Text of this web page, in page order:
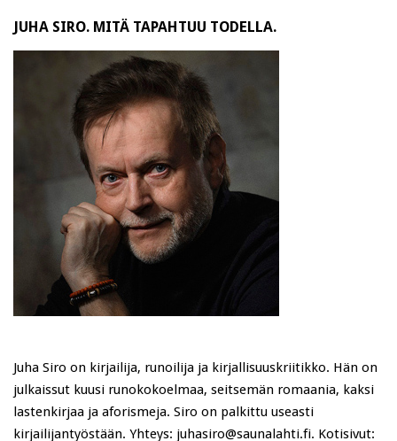
JUHA SIRO. MITÄ TAPAHTUU TODELLA.
Juha Siro on kirjailija, runoilija ja kirjallisuuskriitikko. Hän on
julkaissut kuusi runokokoelmaa, seitsemän romaania, kaksi
lastenkirjaa ja aforismeja. Siro on palkittu useasti
kirjailijantyöstään. Yhteys: juhasiro@saunalahti.fi. Kotisivut: